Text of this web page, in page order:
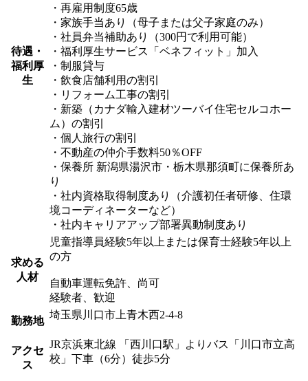
待遇・
福利厚
生
・再雇用制度65歳
・家族手当あり（母子または父子家庭のみ）
・社員弁当補助あり（300円で利用可能）
・福利厚生サービス「ベネフィット」加入
・制服貸与
・飲食店舗利用の割引
・リフォーム工事の割引
・新築（カナダ輸入建材ツーバイ住宅セルコホー
ム）の割引
・個人旅行の割引
・不動産の仲介手数料50％OFF
・保養所 新潟県湯沢市・栃木県那須町に保養所あ
り
・社内資格取得制度あり（介護初任者研修、住環
境コーディネーターなど）
・社内キャリアアップ部署異動制度あり
求める
人材
児童指導員経験5年以上または保育士経験5年以上
の方
自動車運転免許、尚可
経験者、歓迎
勤務地
埼玉県川口市上青木西2-4-8
アクセ
ス
JR京浜東北線 「西川口駅」よりバス「川口市立高
校」下車（6分）徒歩5分